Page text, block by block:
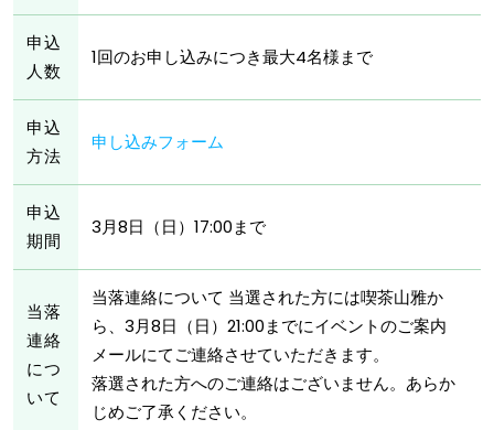
申込
人数
1回のお申し込みにつき最大4名様まで
申込
方法
申し込みフォーム
申込
期間
3月8日（日）17:00まで
当落
連絡
につ
いて
当落連絡について 当選された方には喫茶山雅か
ら、3月8日（日）21:00までにイベントのご案内
メールにてご連絡させていただきます。
落選された方へのご連絡はございません。あらか
じめご了承ください。